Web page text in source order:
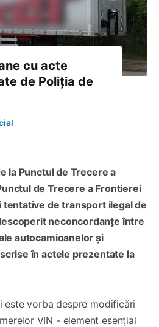
cu acte
de Poliția de
la Punctul de Trecere a
de Trecere a Frontierei
tentative de transport ilegal de
neconcordanțe între
autocamioanelor și
în actele prezentate la
este vorba despre modificări
VIN - element esențial